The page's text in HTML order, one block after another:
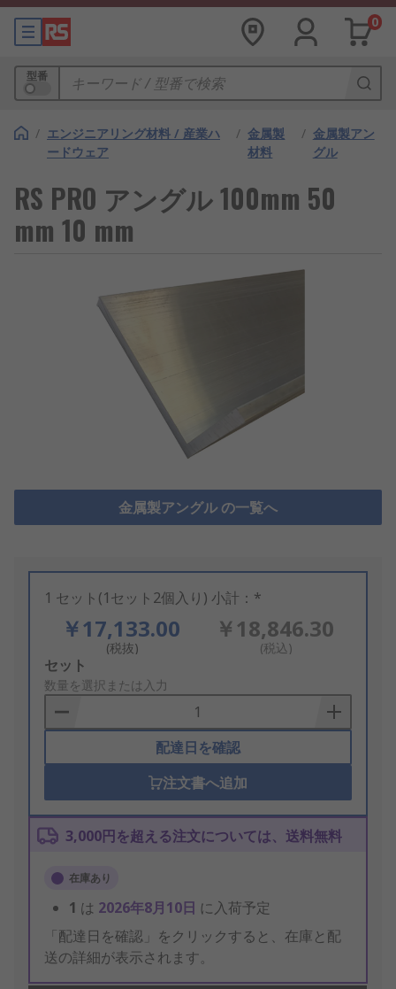
0
型番
/ エンジニアリング材料 / 産業ハ
ードウェア
/ 金属製
材料
/ 金属製アン
グル
RS PRO アングル 100mm 50
mm 10 mm
金属製アングル の一覧へ
1 セット(1セット2個入り) 小計：*
￥17,133.00
(税抜)
￥18,846.30
(税込)
Add
to
Basket
セット
数量を選択または入力
配達日を確認
注文書へ追加
3,000円を超える注文については、送料無料
在庫あり
1 は 2026年8月10日 に入荷予定
「配達日を確認」をクリックすると、在庫と配
送の詳細が表示されます。